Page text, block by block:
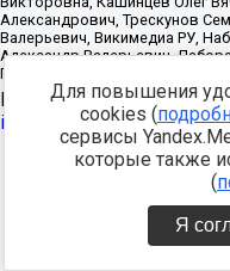
Источник:https://
inostrannyih-agentov-22-
Разработка -
Для повышения
cookies (
сервисы
которые также
(
Я